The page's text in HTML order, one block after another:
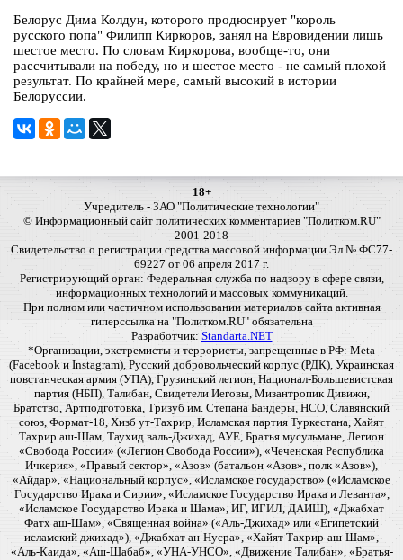
Белорус Дима Колдун, которого продюсирует "король
русского попа" Филипп Киркоров, занял на Евровидении лишь
шестое место. По словам Киркорова, вообще-то, они
рассчитывали на победу, но и шестое место - не самый плохой
результат. По крайней мере, самый высокий в истории
Белоруссии.
18+
Учредитель - ЗАО "Политические технологии"
© Информационный сайт политических комментариев "Политком.RU"
2001-2018
Свидетельство о регистрации средства массовой информации Эл № ФС77-
69227 от 06 апреля 2017 г.
Регистрирующий орган: Федеральная служба по надзору в сфере связи,
информационных технологий и массовых коммуникаций.
При полном или частичном использовании материалов сайта активная
гиперссылка на "Политком.RU" обязательна
Разработчик: Standarta.NET
*Организации, экстремисты и террористы, запрещенные в РФ: Meta
(Facebook и Instagram), Русский добровольческий корпус (РДК), Украинская
повстанческая армия (УПА), Грузинский легион, Национал-Большевистская
партия (НБП), Талибан, Свидетели Иеговы, Мизантропик Дивижн,
Братство, Артподготовка, Тризуб им. Степана Бандеры, НСО, Славянский
союз, Формат-18, Хизб ут-Тахрир, Исламская партия Туркестана, Хайят
Тахрир аш-Шам, Таухид валь-Джихад, АУЕ, Братья мусульмане, Легион
«Свобода России» («Легион Свобода России»), «Чеченская Республика
Ичкерия», «Правый сектор», «Азов» (батальон «Азов», полк «Азов»),
«Айдар», «Национальный корпус», «Исламское государство» («Исламское
Государство Ирака и Сирии», «Исламское Государство Ирака и Леванта»,
«Исламское Государство Ирака и Шама», ИГ, ИГИЛ, ДАИШ), «Джабхат
Фатх аш-Шам», «Священная война» («Аль-Джихад» или «Египетский
исламский джихад»), «Джабхат ан-Нусра», «Хайят Тахрир-аш-Шам»,
«Аль-Каида», «Аш-Шабаб», «УНА-УНСО», «Движение Талибан», «Братья-